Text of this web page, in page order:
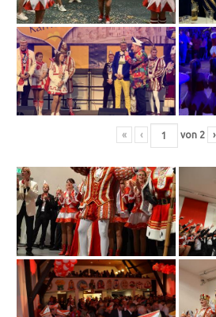
« ‹ von 2 ›